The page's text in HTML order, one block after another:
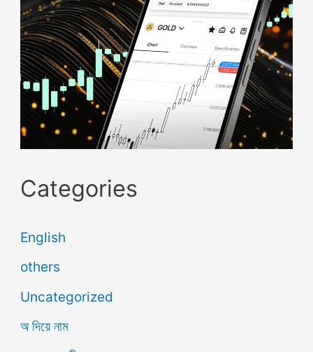
Categories
English
others
Uncategorized
অ দিয়ে নাম